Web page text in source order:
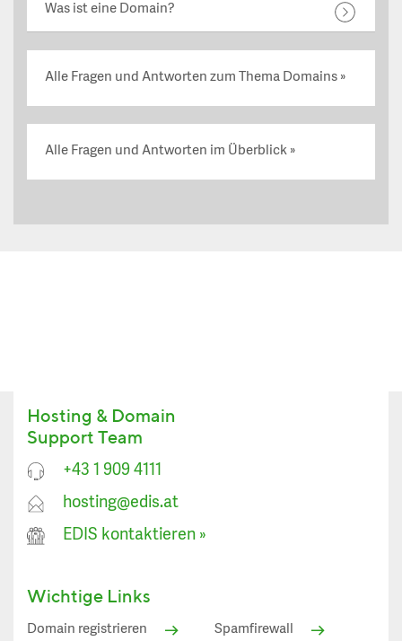
Was ist eine Domain?
Alle Fragen und Antworten zum Thema Domains
Alle Fragen und Antworten im Überblick
Hosting & Domain
Support Team
+43 1 909 4111
hosting@edis.at
EDIS kontaktieren »
Wichtige Links
Domain registrieren Spamfirewall